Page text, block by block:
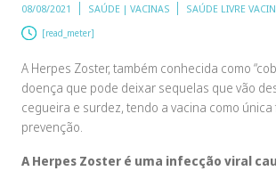
08/08/2021 SAÚDE | VACINAS SAÚDE LIVRE
[read_meter]
A Herpes Zoster, também conhecida como
doença que pode deixar sequelas que vão
cegueira e surdez, tendo a vacina como única
prevenção.
A Herpes Zoster é uma infecção viral